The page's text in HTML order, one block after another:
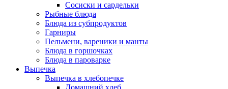
Сосиски и сардельки
Рыбные блюда
Блюда из субпродуктов
Гарниры
Пельмени, вареники и манты
Блюда в горшочках
Блюда в пароварке
Выпечка
Выпечка в хлебопечке